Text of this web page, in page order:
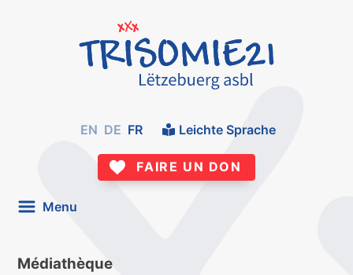
EN DE FR Leichte Sprache
FAIRE UN DON
Menu
Médiathèque